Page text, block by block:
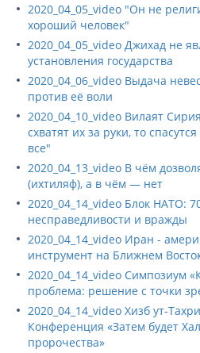
2020_04_05_video "Он не
хороший человек"
2020_04_05_video Джихад не
установления государства
2020_04_06_video Выдача
против её воли
2020_04_10_video Вилаят
схватят их за руки, то
все"
2020_04_13_video В чём
(ихтиляф), а в чём — нет
2020_04_14_video Блок НАТО:
несправедливости и вражды
2020_04_14_video Иран -
инструмент на Ближнем
2020_04_14_video Симпозиум
проблема: решение с точки
2020_04_14_video Хизб ут-
Конференция «Затем будет
пророчества»